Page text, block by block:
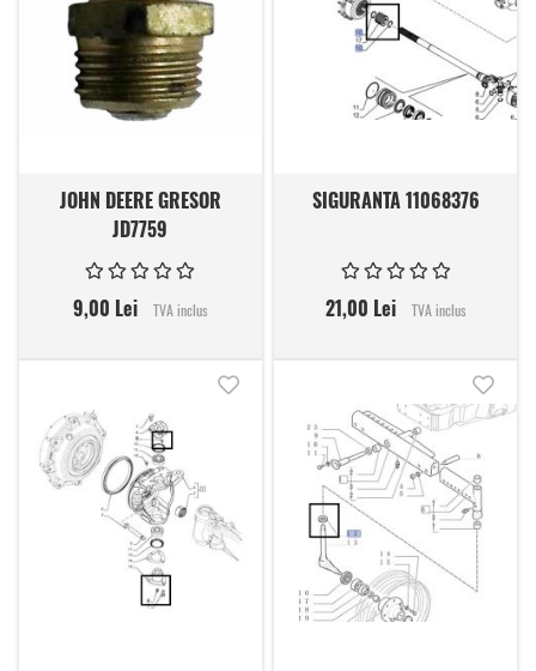
JOHN DEERE GRESOR
JD7759
9,00 Lei TVA inclus
SIGURANTA 11068376
21,00 Lei TVA inclus